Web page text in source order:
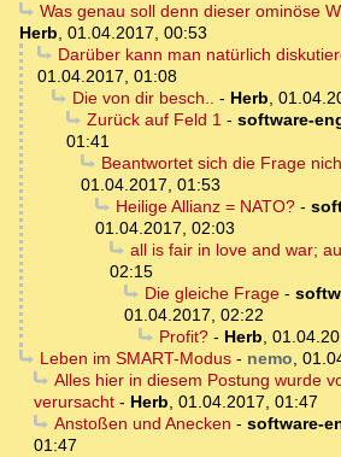
Was genau soll denn dieser ominöse
Herb, 01.04.2017, 00:53
Darüber kann man natürlich
01.04.2017, 01:08
Die von dir besch.. - Herb,
Zurück auf Feld 1- software-
01:41
Beantwortet sich die Frage
01.04.2017, 01:53
Heilige Allianz = NATO?-
01.04.2017, 02:03
all is fair in love and war;
02:15
Die gleiche Frage-
01.04.2017, 02:22
Profit?- Herb,
Leben im SMART-Modus- nemo,
Alles hier in diesem Postung wurde
verursacht - Herb, 01.04.2017, 01:47
Anstoßen und Anecken - software-
01:47